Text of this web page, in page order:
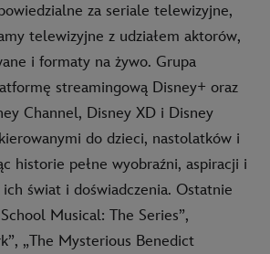
za seriale telewizyjne,
telewizyjne z udziałem aktorów,
i formaty na żywo. Grupa
streamingową Disney+ oraz
Channel, Disney XD i Disney
do dzieci, nastolatków i
historie pełne wyobraźni, aspiracji i
świat i doświadczenia. Ostatnie
Musical: The Series”,
„The Mysterious Benedict